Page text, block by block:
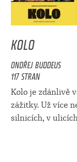
KOLO
ONDŘEJ BUDDEUS
117 STRAN
Kolo je zdánlivě
zážitky. Už více
silnicích, v